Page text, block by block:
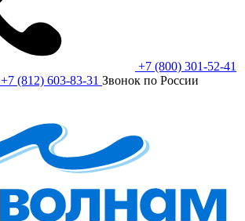
+7 (800) 301-52-41
+7 (812) 603-83-31 Звонок по России